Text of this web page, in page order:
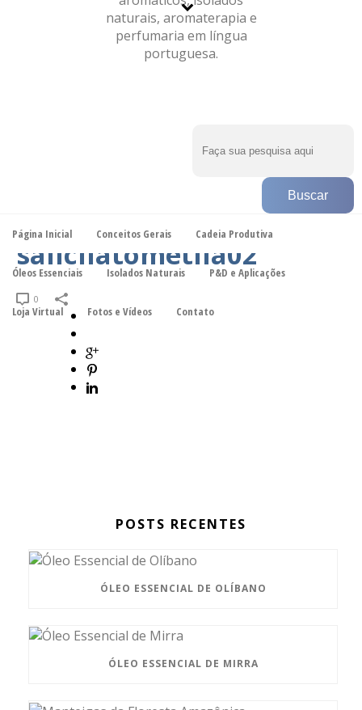
Página Inicial Conceitos Gerais Cadeia Produtiva
Óleos Essenciais Isolados Naturais P&D e Aplicações
Loja Virtual Fotos e Vídeos Contato
salicilatometila02
0
POSTS RECENTES
ÓLEO ESSENCIAL DE OLÍBANO
ÓLEO ESSENCIAL DE MIRRA